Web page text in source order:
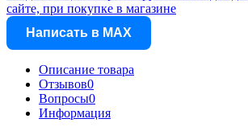
сайте, при покупке в магазине
Написать в MAX
Описание товара
Отзывов0
Вопросы0
Информация